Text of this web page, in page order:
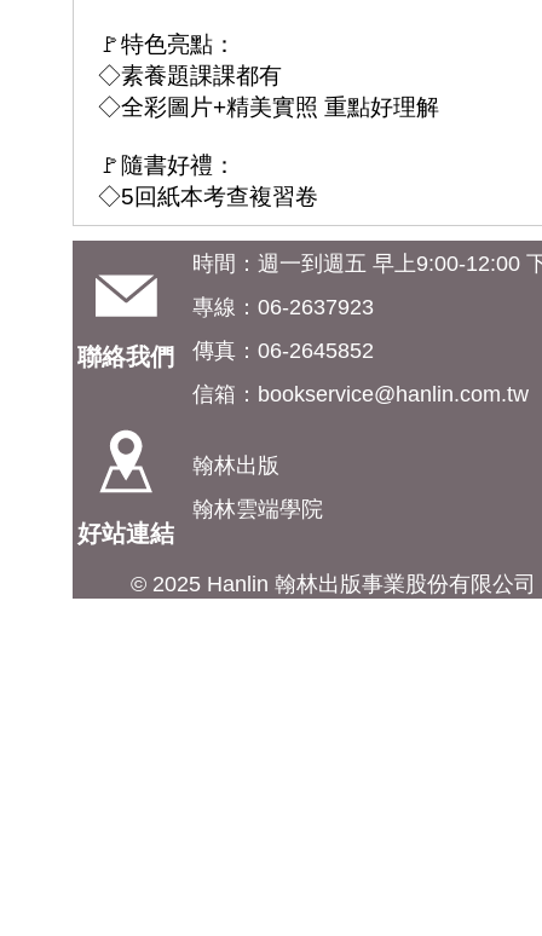
🚩特色亮點：
◇素養題課課都有
◇全彩圖片+精美實照 重點好理解
🚩隨書好禮：
◇5回紙本考查複習卷
聯絡我們
時間：週一到週五 早上9:00-12:00
專線：06-2637923
傳真：06-2645852
信箱： bookservice@hanlin.com.tw
好站連結
翰林出版
翰林雲端學院
© 2025 Hanlin 翰林出版事業股份有限公司